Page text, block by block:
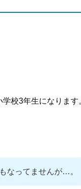
校3年生になります
なってませんが…。